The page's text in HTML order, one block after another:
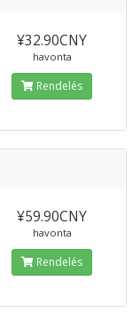
¥32.90CNY
havonta
Rendelés
¥59.90CNY
havonta
Rendelés